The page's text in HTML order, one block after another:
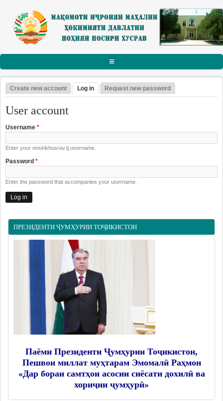
Skip to main content
АСОСӢ
РАИСИ НОҲИЯ
Суханрониҳо
Боздидҳо
Мулоқотҳо
Дастгоҳи раиси ноҳия
Муовинони раиси ноҳия
Шаҳрак ва Деҳот
Таърихи ноҳияи Носири Хусрав
Воҳидҳои сохтории мақомоти иҷроия
Маҷлиси вакилони халқ
САНАДҲОИ МЕЪЁРӢ-ҲУҚУҚӢ
Primary tabs
Create new account Log in(active tab)
Request new password
User account
Username *
Enter your nosirikhusrav.tj username.
Password *
Enter the password that accompanies your username.
ПРЕЗИДЕНТИ ҶУМҲУРИИ ТОҶИКИСТОН
Паёми Президенти Ҷумҳурии Тоҷикистон,
Пешвои миллат муҳтарам Эмомалӣ Раҳмон
«Дар бораи самтҳои асосии сиёсати дохилӣ ва
хориҷии ҷумҳурӣ»